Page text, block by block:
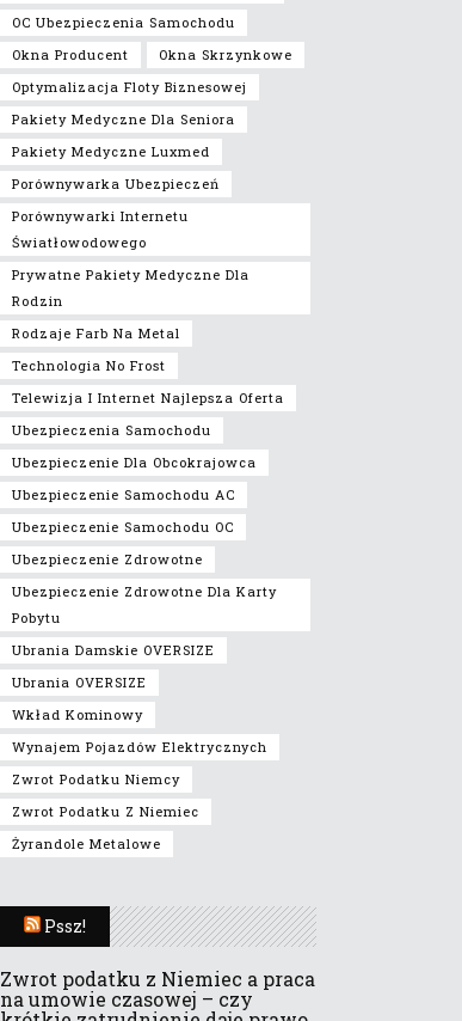
OC Ubezpieczenia Samochodu
Okna Producent
Okna Skrzynkowe
Optymalizacja Floty Biznesowej
Pakiety Medyczne Dla Seniora
Pakiety Medyczne Luxmed
Porównywarka Ubezpieczeń
Porównywarki Internetu
Światłowodowego
Prywatne Pakiety Medyczne Dla
Rodzin
Rodzaje Farb Na Metal
Technologia No Frost
Telewizja I Internet Najlepsza Oferta
Ubezpieczenia Samochodu
Ubezpieczenie Dla Obcokrajowca
Ubezpieczenie Samochodu AC
Ubezpieczenie Samochodu OC
Ubezpieczenie Zdrowotne
Ubezpieczenie Zdrowotne Dla Karty
Pobytu
Ubrania Damskie OVERSIZE
Ubrania OVERSIZE
Wkład Kominowy
Wynajem Pojazdów Elektrycznych
Zwrot Podatku Niemcy
Zwrot Podatku Z Niemiec
Żyrandole Metalowe
Pssz!
Zwrot podatku z Niemiec a praca
na umowie czasowej – czy